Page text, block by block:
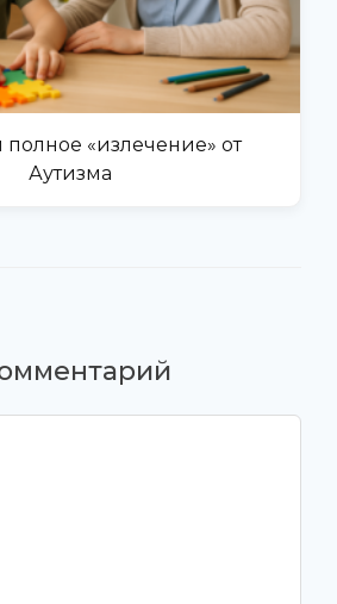
полное «излечение» от
Аутизма